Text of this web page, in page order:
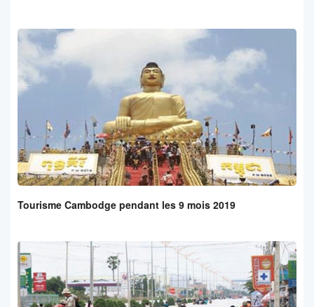
Tourisme Cambodge pendant les 9 mois 2019